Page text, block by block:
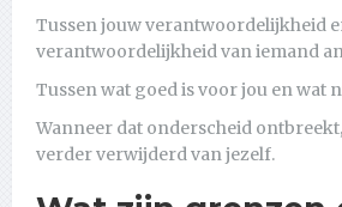
Tussen jouw verantwoordelijkheid
verantwoordelijkheid van iemand
Tussen wat goed is voor jou en wat
Wanneer dat onderscheid
verder verwijderd van jezelf.